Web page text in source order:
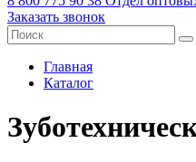
Заказать звонок
Главная
Каталог